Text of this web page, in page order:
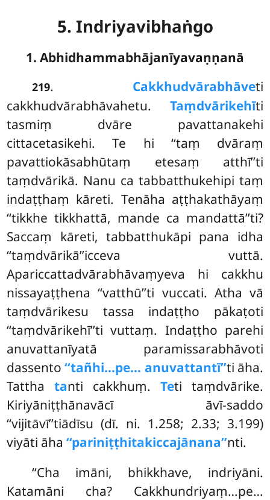
5. Indriyavibhaṅgo
1. Abhidhammabhājanīyavaṇṇanā
219. Cakkhudvārabhāveti
cakkhudvārabhāvahetu. Taṃdvārikehīti
tasmiṃ dvāre pavattanakehi
cittacetasikehi. Te hi ‘‘taṃ dvāraṃ
pavattiokāsabhūtaṃ etesaṃ atthī’’ti
taṃdvārikā. Nanu ca tabbatthukehipi taṃ
indaṭṭhaṃ kāreti. Tenāha aṭṭhakathāyaṃ
‘‘tikkhe tikkhattā, mande ca mandattā’’ti?
Saccaṃ kāreti, tabbatthukāpi pana idha
‘‘taṃdvārikā’’icceva vuttā.
Apariccattadvārabhāvaṃyeva hi cakkhu
nissayaṭṭhena ‘‘vatthū’’ti vuccati. Atha vā
taṃdvārikesu tassa indaṭṭho pākaṭoti
‘‘taṃdvārikehī’’ti vuttaṃ. Indaṭṭho parehi
anuvattanīyatā paramissarabhāvoti
dassento‘‘tañhi…pe… anuvattantī’’ti āha.
Tatthatanti cakkhuṃ. Teti taṃdvārike.
Kiriyāniṭṭhānavācī āvī-saddo
‘‘vijitāvī’’tiādīsu (dī. ni. 1.258; 2.33; 3.199)
viyāti āha‘‘pariniṭṭhitakiccajānana’’nti.
‘‘Cha imāni, bhikkhave, indriyāni.
Katamāni cha? Cakkhundriyaṃ…pe…